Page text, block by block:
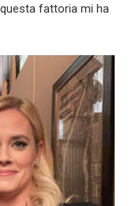
fattoria mi ha